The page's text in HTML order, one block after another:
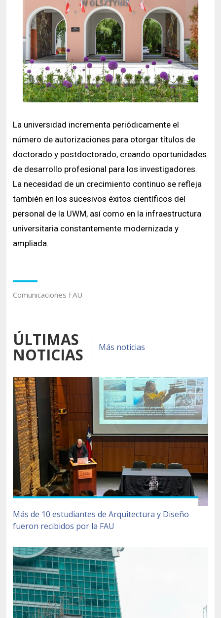
La universidad incrementa periódicamente el
número de autorizaciones para otorgar títulos de
doctorado y postdoctorado, creando oportunidades
de desarrollo profesional para los investigadores.
La necesidad de un crecimiento continuo se refleja
también en los sucesivos éxitos científicos del
personal de la UWM, así como en la infraestructura
universitaria constantemente modernizada y
ampliada.
Comunicaciones FAU
ÚLTIMAS
NOTICIAS Más noticias
Más de 10 estudiantes de Arquitectura y Diseño
fueron recibidos por la FAU